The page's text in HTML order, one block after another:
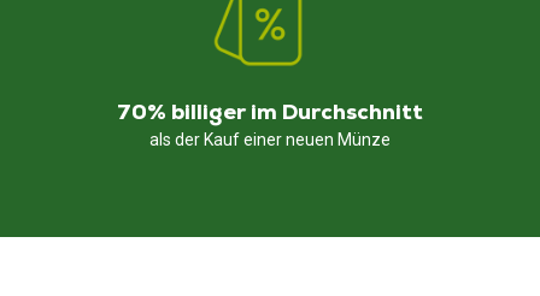
70% billiger im Durchschnitt
als der Kauf einer neuen Münze